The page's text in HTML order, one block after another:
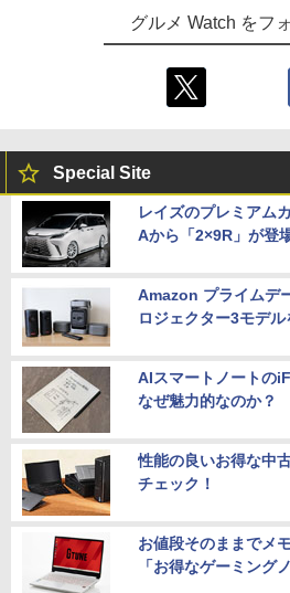
グルメ Watch をフ
Special Site
レイズのプレミアム
Aから「2×9R」が登
Amazon プライムデ
ロジェクター3モデ
AIスマートノートの
なぜ魅力的なのか？
性能の良いお得な中
チェック！
お値段そのままでメ
「お得なゲーミング